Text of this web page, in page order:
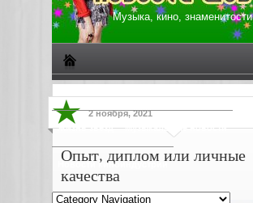
Музыка, кино, знаменитости
Жизнь звезд Музыкальные новости
Новости киноиндустрии
2 ноября, 2021
Опыт, диплом или личные
качества